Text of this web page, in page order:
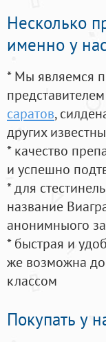
Несколько
именно у
* Мы являемся
саратов,
других
* качество
и успешно
* для
название
анонимныого
* быстрая и
же возможна
классом
Покупать у